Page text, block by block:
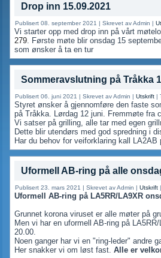
Drop inn 15.09.2021
Publisert 08. september 2021 |Skrevet av Admin |
Vi starter opp med drop inn på vårt
279 . Første møte blir onsdag 15
som ønsker å ta en tur
Sommeravslutning på Tråkka
Publisert 06. juni 2021 |Skrevet av Admin |Utskrift |
Styret ønsker å gjennomføre den faste
på Tråkka. Lørdag 12 juni. Fremmøte fra
Vi satser på grilling, alle tar med egen
Dette blir utendørs med god spredning i
Har du behov for veiforklaring kall LA2AB
Uformell AB-ring på alle
Publisert 23. mars 2021 |Skrevet av Admin |Utskrift
Uformell AB-ring på LA5RR/LA9XR
Grunnet korona viruset er alle møter på
Men vi har en uformell AB-ring på
20.00.
Noen ganger har vi en "ring-leder" andre
Her snakker vi om løst fast.A lle er